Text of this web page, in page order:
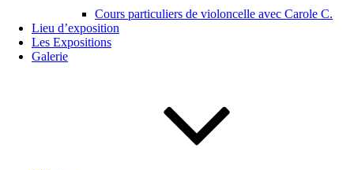
Cours particuliers de violoncelle avec Carole C.
Lieu d’exposition
Les Expositions
Galerie